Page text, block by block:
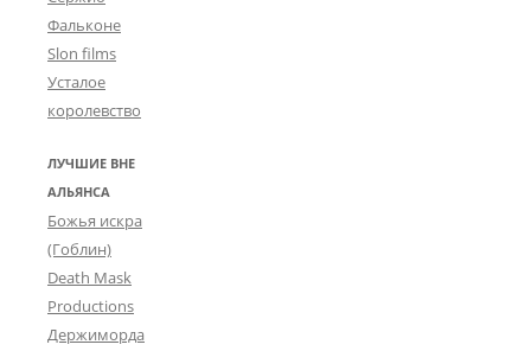
Фальконе
Slon films
Усталое
королевство
ЛУЧШИЕ ВНЕ
АЛЬЯНСА
Божья искра
(Гоблин)
Death Mask
Productions
Держиморда